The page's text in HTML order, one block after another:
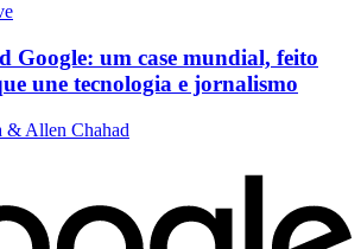
Google: um case mundial, feito
une tecnologia e jornalismo
& Allen Chahad